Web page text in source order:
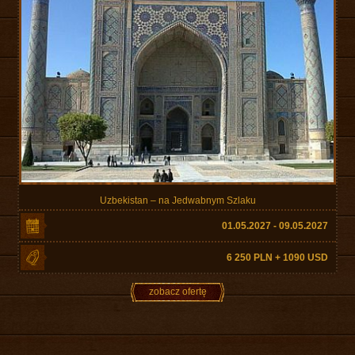
Uzbekistan – na Jedwabnym Szlaku
01.05.2027 - 09.05.2027
6 250 PLN + 1090 USD
zobacz ofertę